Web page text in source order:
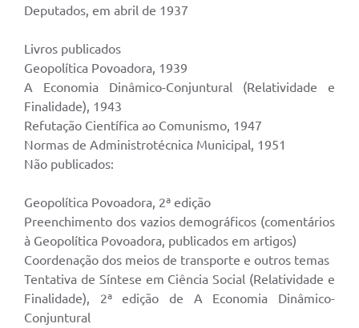
Deputados, em abril de 1937
Livros publicados
Geopolítica Povoadora, 1939
A Economia Dinâmico-Conjuntural (Relatividade e
Finalidade), 1943
Refutação Científica ao Comunismo, 1947
Normas de Administrotécnica Municipal, 1951
Não publicados:
Geopolítica Povoadora, 2ª edição
Preenchimento dos vazios demográficos (comentários
à Geopolítica Povoadora, publicados em artigos)
Coordenação dos meios de transporte e outros temas
Tentativa de Síntese em Ciência Social (Relatividade e
Finalidade), 2ª edição de A Economia Dinâmico-
Conjuntural